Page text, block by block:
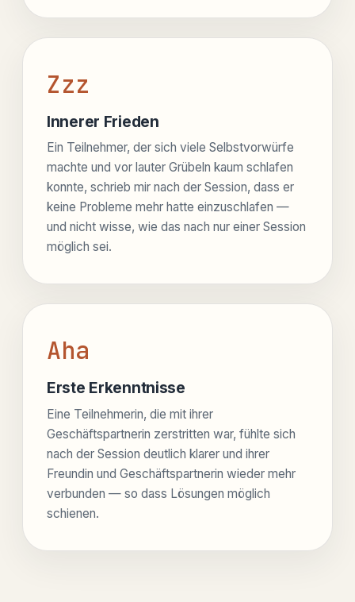
Zzz
Innerer Frieden
Ein Teilnehmer, der sich viele Selbstvorwürfe
machte und vor lauter Grübeln kaum schlafen
konnte, schrieb mir nach der Session, dass er
keine Probleme mehr hatte einzuschlafen —
und nicht wisse, wie das nach nur einer Session
möglich sei.
Aha
Erste Erkenntnisse
Eine Teilnehmerin, die mit ihrer
Geschäftspartnerin zerstritten war, fühlte sich
nach der Session deutlich klarer und ihrer
Freundin und Geschäftspartnerin wieder mehr
verbunden — so dass Lösungen möglich
schienen.